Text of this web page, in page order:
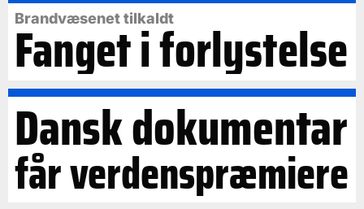
Brandvæsenet tilkaldt
Fanget i forlystelse
Dansk dokumentar
får verdenspræmiere